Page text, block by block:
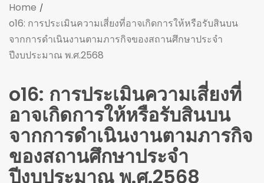
Home
o16: การประเมินความเสี่ยงที่อาจเกิดการให้หรือรับสินบน
จากการดำเนินงานตามภารกิจของสถานศึกษาประจำ
ปีงบประมาณ พ.ศ.2568
o16: การประเมินความเสี่ยงที่
อาจเกิดการให้หรือรับสินบน
จากการดำเนินงานตามภารกิจ
ของสถานศึกษาประจำ
ปีงบประมาณ พ.ศ.2568